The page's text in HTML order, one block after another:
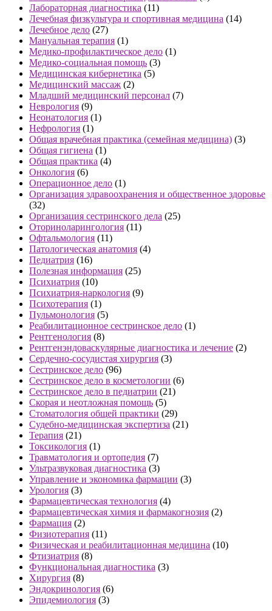
Лабораторная диагностика (11)
Лечебная физкультура и спортивная медицина (14)
Лечебное дело (27)
Мануальная терапия (1)
Медико-профилактическое дело (1)
Медико-социальная помощь (3)
Медицинская кибернетика (5)
Медицинский массаж (2)
Младший медицинский персонал (7)
Неврология (9)
Неонатология (1)
Нефрология (1)
Общая врачебная практика (семейная медицина) (3)
Общая гигиена (1)
Общая практика (4)
Онкология (6)
Операционное дело (1)
Организация здравоохранения и общественное здоровье
(32)
Организация сестринского дела (25)
Оториноларингология (11)
Офтальмология (11)
Патологическая анатомия (4)
Педиатрия (16)
Полезная информация (25)
Психиатрия (10)
Психиатрия-наркология (9)
Психотерапия (1)
Пульмонология (5)
Реабилитационное сестринское дело (1)
Рентгенология (8)
Рентгенэндоваскулярные диагностика и лечение (2)
Сердечно-сосудистая хирургия (3)
Сестринское дело (96)
Сестринское дело в косметологии (6)
Сестринское дело в педиатрии (21)
Скорая и неотложная помощь (5)
Стоматология общей практики (29)
Судебно-медицинская экспертиза (21)
Терапия (21)
Токсикология (1)
Травматология и ортопедия (7)
Ультразвуковая диагностика (3)
Управление и экономика фармации (3)
Урология (3)
Фармацевтическая технология (4)
Фармацевтическая химия и фармакогнозия (2)
Фармация (2)
Физиотерапия (11)
Физическая и реабилитационная медицина (10)
Фтизиатрия (8)
Функциональная диагностика (3)
Хирургия (8)
Эндокринология (6)
Эпидемиология (3)